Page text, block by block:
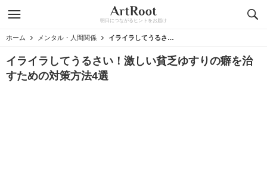
明日につながるヒントをお届け
ホーム メンタル・人間関係 イライラしてうるさい！激しい貧乏ゆすりの癖を治すための対策方法4選
イライラしてうるさい！激しい貧乏ゆすりの癖を治
すための対策方法4選